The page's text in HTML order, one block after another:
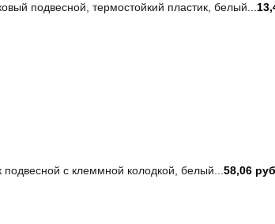
подвесной, термостойкий пластик, белый...
подвесной с клеммной колодкой, белый...58,06 руб